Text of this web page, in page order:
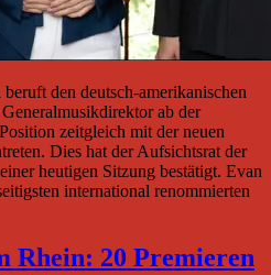
den deutsch-amerikanischen
ab der
zeitgleich mit der neuen
Dies hat der Aufsichtsrat der
heutigen Sitzung bestätigt. Evan
international renommierten
Rhein: 20 Premieren